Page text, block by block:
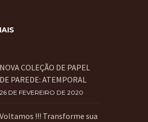
NOVA COLEÇÃO DE PAPEL
DE PAREDE: ATEMPORAL
26 DE FEVEREIRO DE 2020
Voltamos !!! Transforme sua